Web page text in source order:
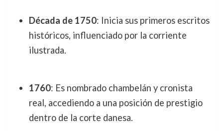
Década de 1750: Inicia sus primeros escritos
históricos, influenciado por la corriente
ilustrada.
1760: Es nombrado chambelán y cronista
real, accediendo a una posición de prestigio
dentro de la corte danesa.